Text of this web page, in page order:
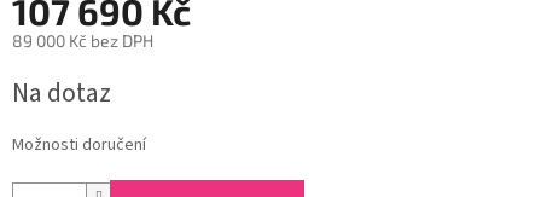
107 690 Kč
89 000 Kč bez DPH
cena:
Na dotaz
Možnosti doručení